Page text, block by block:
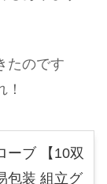
たのです
ーブ 【10双
包装 組立グ